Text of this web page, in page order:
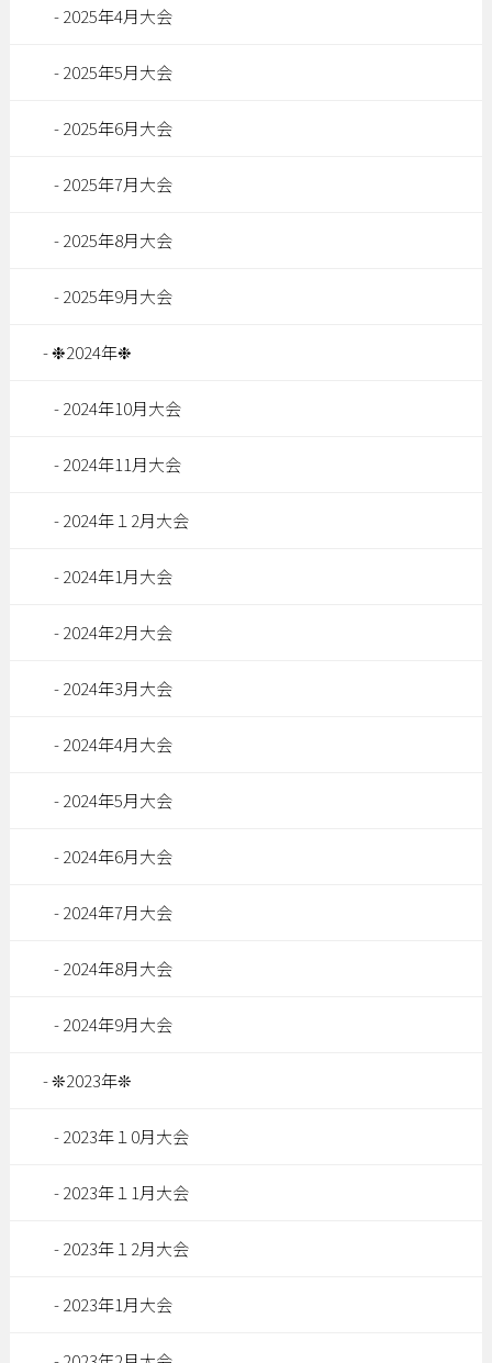
2025年4月大会
2025年5月大会
2025年6月大会
2025年7月大会
2025年8月大会
2025年9月大会
❉2024年❉
2024年10月大会
2024年11月大会
2024年１2月大会
2024年1月大会
2024年2月大会
2024年3月大会
2024年4月大会
2024年5月大会
2024年6月大会
2024年7月大会
2024年8月大会
2024年9月大会
❊2023年❊
2023年１0月大会
2023年１1月大会
2023年１2月大会
2023年1月大会